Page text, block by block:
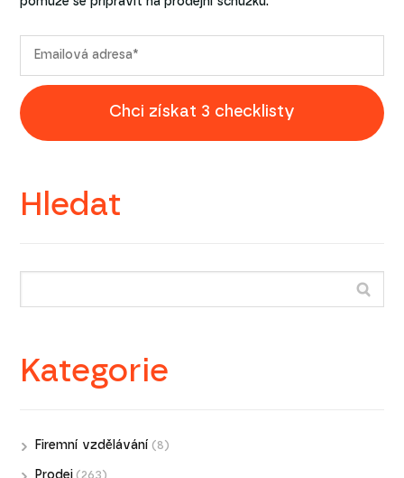
Chci získat 3 checklisty
Hledat
Kategorie
Firemní vzdělávání (8)
Prodej (263)